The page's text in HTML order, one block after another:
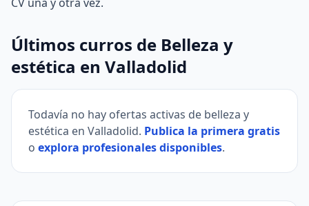
Últimos curros de Belleza y
estética en Valladolid
Todavía no hay ofertas activas de belleza y
estética en Valladolid. Publica la primera gratis
o explora profesionales disponibles.